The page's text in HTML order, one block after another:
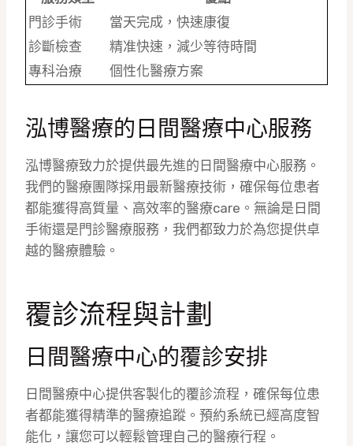
門診手術
當天完成，快速康復
診斷檢查
精准快速，減少等待時間
專科治療
個性化醫療方案
泓博醫療的日間醫療中心服務
泓博醫療致力於提供最先進的日間醫療中心服務。
我們的醫療團隊採用最新醫療技術，確保每位患者
都能獲得高質量、高效率的醫療care。無論是日間
手術還是門診醫療服務，我們都致力於為您提供卓
越的醫療體驗。
覆診流程與計劃
日間醫療中心的覆診安排
日間醫療中心提供客製化的覆診流程，確保每位患
者都能獲得精準的醫療追蹤。預約系統已經高度智
能化，讓您可以輕鬆管理自己的醫療行程。